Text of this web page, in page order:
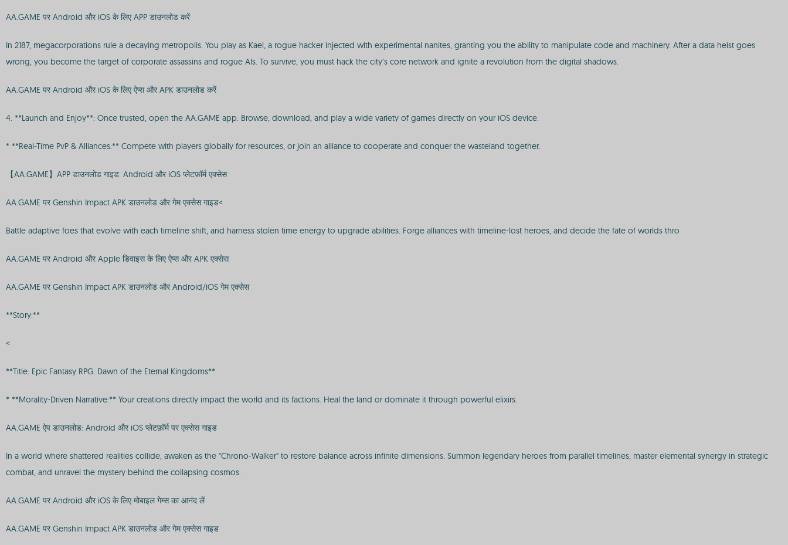
AA.GAME पर Android और iOS के लिए APP डाउनलोड करें
In 2187, megacorporations rule a decaying metropolis. You play as Kael, a rogue hacker injected with experimental nanites, granting you the ability to manipulate code and machinery. After a data heist goes
wrong, you become the target of corporate assassins and rogue AIs. To survive, you must hack the city’s core network and ignite a revolution from the digital shadows.
AA.GAME पर Android और iOS के लिए ऐप्स और APK डाउनलोड करें
4. **Launch and Enjoy**: Once trusted, open the AA.GAME app. Browse, download, and play a wide variety of games directly on your iOS device.
* **Real-Time PvP & Alliances:** Compete with players globally for resources, or join an alliance to cooperate and conquer the wasteland together.
【AA.GAME】APP डाउनलोड गाइड: Android और iOS प्लेटफ़ॉर्म एक्सेस
AA.GAME पर Genshin Impact APK डाउनलोड और गेम एक्सेस गाइड<
Battle adaptive foes that evolve with each timeline shift, and harness stolen time energy to upgrade abilities. Forge alliances with timeline-lost heroes, and decide the fate of worlds thro
AA.GAME पर Android और Apple डिवाइस के लिए ऐप्स और APK एक्सेस
AA.GAME पर Genshin Impact APK डाउनलोड और Android/iOS गेम एक्सेस
**Story:**
<
**Title: Epic Fantasy RPG: Dawn of the Eternal Kingdoms**
* **Morality-Driven Narrative:** Your creations directly impact the world and its factions. Heal the land or dominate it through powerful elixirs.
AA.GAME ऐप डाउनलोड: Android और iOS प्लेटफ़ॉर्म पर एक्सेस गाइड
In a world where shattered realities collide, awaken as the "Chrono-Walker" to restore balance across infinite dimensions. Summon legendary heroes from parallel timelines, master elemental synergy in strategic
combat, and unravel the mystery behind the collapsing cosmos.
AA.GAME पर Android और iOS के लिए मोबाइल गेम्स का आनंद लें
AA.GAME पर Genshin Impact APK डाउनलोड और गेम एक्सेस गाइड